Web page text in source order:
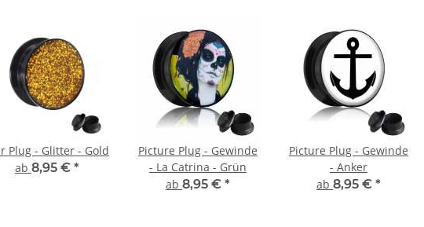
Plug - Glitter - Gold
ab 8,95 € *
Picture Plug - Gewinde
- La Catrina - Grün
ab 8,95 € *
Picture Plug - Gewinde
- Anker
ab 8,95 € *